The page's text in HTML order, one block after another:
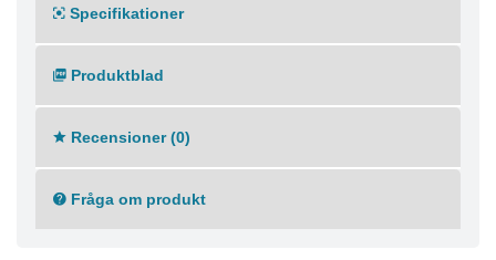
- Enkel, robust konstruktion i borstat stål
- Rund dörrskylt som mäter 83 mm
Specifikationer
Produktblad
Recensioner (0)
Fråga om produkt